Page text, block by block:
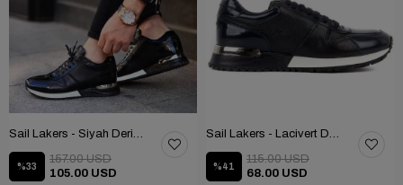
Sail Lakers - Siyah Deri Bağcıklı Erkek Günlük Ayakkabı 101-2782-51555
%33
105.00 USD
157.00 USD
Sail Lakers - Lacivert Deri Bağcıklı Erkek Günlük Ayakkabı 101-2782-51555
%41
68.00 USD
115.00 USD